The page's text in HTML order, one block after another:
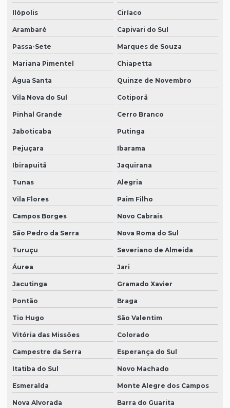
Ilópolis Ciríaco
Arambaré Capivari do Sul
Passa-Sete Marques de Souza
Mariana Pimentel Chiapetta
Água Santa Quinze de Novembro
Vila Nova do Sul Cotiporã
Pinhal Grande Cerro Branco
Jaboticaba Putinga
Pejuçara Ibarama
Ibirapuitã Jaquirana
Tunas Alegria
Vila Flores Paim Filho
Campos Borges Novo Cabrais
São Pedro da Serra Nova Roma do Sul
Turuçu Severiano de Almeida
Áurea Jari
Jacutinga Gramado Xavier
Pontão Braga
Tio Hugo São Valentim
Vitória das Missões Colorado
Campestre da Serra Esperança do Sul
Itatiba do Sul Novo Machado
Esmeralda Monte Alegre dos Campos
Nova Alvorada Barra do Guarita